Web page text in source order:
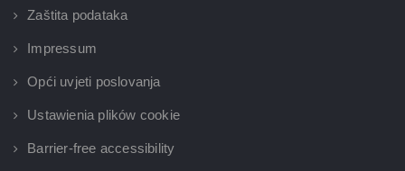
Zaštita podataka
Impressum
Opći uvjeti poslovanja
Ustawienia plików cookie
Barrier-free accessibility